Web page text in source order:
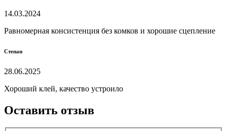
14.03.2024
Равномерная консистенция без комков и хорошие сцепление
Степан
28.06.2025
Хороший клей, качество устроило
Оставить отзыв